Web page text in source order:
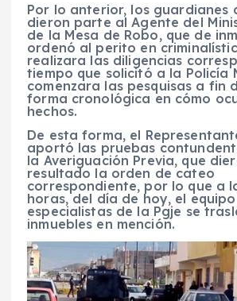
Por lo anterior, los guardianes
dieron parte al Agente del
de la Mesa de Robo, que de
ordenó al perito en
realizara las diligencias
tiempo que solicitó a la Policía
comenzara las pesquisas a fin
forma cronológica en cómo
hechos.
De esta forma, el
aportó las pruebas
la Averiguación Previa, que
resultado la orden de cateo
correspondiente, por lo que a
horas, del día de hoy, el
especialistas de la Pgje se
inmuebles en mención.